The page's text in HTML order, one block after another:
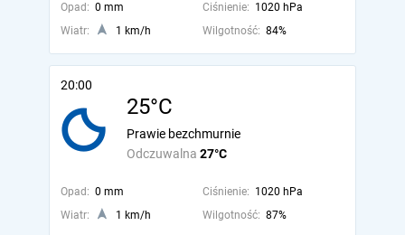
Opad: 0 mm Ciśnienie: 1020 hPa
Wiatr:
1 km/h Wilgotność: 84%
20:00
25°C
Odczuwalna 27°C
Prawie bezchmurnie
Opad: 0 mm Ciśnienie: 1020 hPa
Wiatr:
1 km/h Wilgotność: 87%